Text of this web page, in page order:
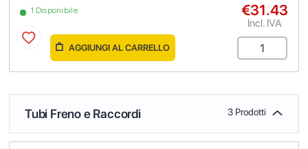
1 Disponibile €31.43
Incl. IVA
AGGIUNGI AL CARRELLO
Tubi Freno e Raccordi 3 Prodotti